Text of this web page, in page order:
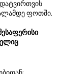
დატვირთვის
ფოთში.